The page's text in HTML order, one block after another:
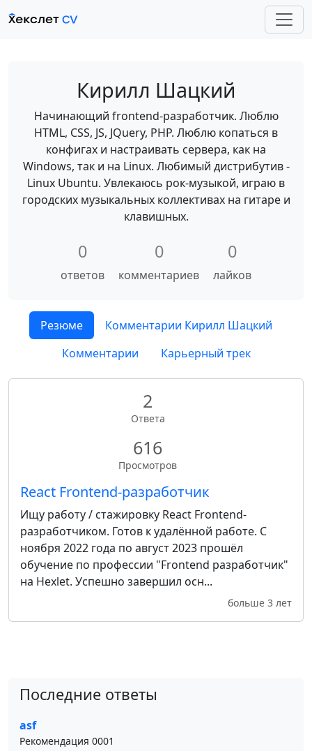
Кирилл Шацкий
Начинающий frontend-разработчик. Люблю
HTML, CSS, JS, JQuery, PHP. Люблю копаться в
конфигах и настраивать сервера, как на
Windows, так и на Linux. Любимый дистрибутив -
Linux Ubuntu. Увлекаюсь рок-музыкой, играю в
городских музыкальных коллективах на гитаре и
клавишных.
0
ответов
0
комментариев
0
лайков
Резюме
Комментарии Кирилл Шацкий
Комментарии
Карьерный трек
2
Ответа
616
Просмотров
React Frontend-разработчик
Ищу работу / стажировку React Frontend-
разработчиком. Готов к удалённой работе. С
ноября 2022 года по август 2023 прошёл
обучение по профессии "Frontend разработчик"
на Hexlet. Успешно завершил осн...
больше 3 лет
Последние ответы
asf
Рекомендация 0001